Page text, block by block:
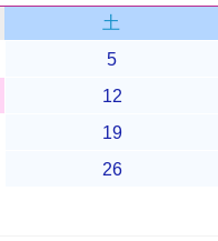
土
5
12
19
26